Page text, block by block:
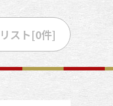
リスト[0件]